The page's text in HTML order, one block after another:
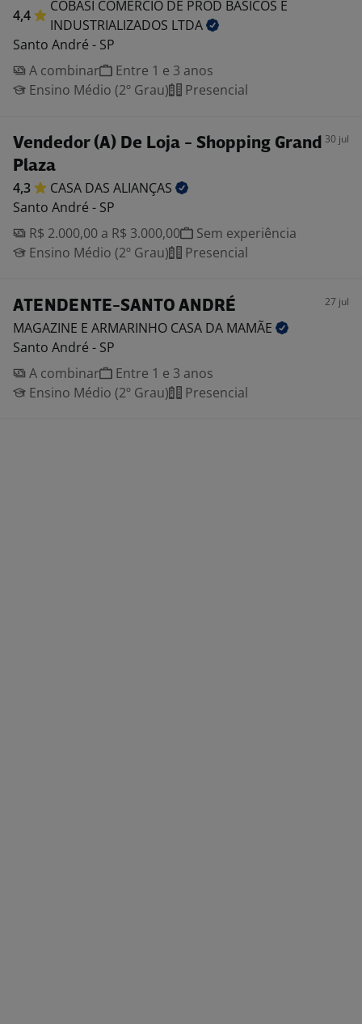
4,4
COBASI COMERCIO DE PROD BASICOS E
INDUSTRIALIZADOS LTDA
Santo André - SP
A combinar
Entre 1 e 3 anos
Ensino Médio (2º Grau)
Presencial
Vendedor (A) De Loja - Shopping Grand
Plaza
30 jul
4,3 CASA DAS ALIANÇAS
Santo André - SP
R$ 2.000,00 a R$ 3.000,00
Sem experiência
Ensino Médio (2º Grau)
Presencial
ATENDENTE-SANTO ANDRÉ 27 jul
MAGAZINE E ARMARINHO CASA DA MAMÃE
Santo André - SP
A combinar
Entre 1 e 3 anos
Ensino Médio (2º Grau)
Presencial